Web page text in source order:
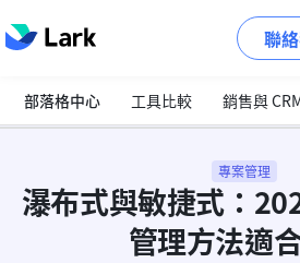
聯
部落格中心 工具比較 銷售與
專案管理
瀑布式與敏捷式：
管理方法適